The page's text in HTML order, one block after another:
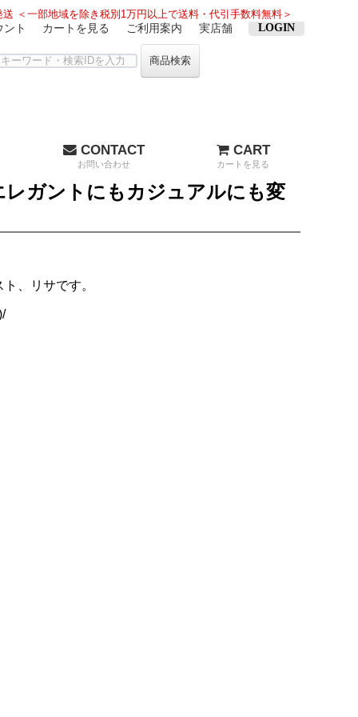
＜一部地域を除き税別1万円以上で送料・代引手数料無料＞
ト カートを見る ご利用案内 実店舗 LOGIN
商品検索
CONTACT
お問い合わせ
CART
カートを見る
ガントにもカジュアルにも変
、リサです。